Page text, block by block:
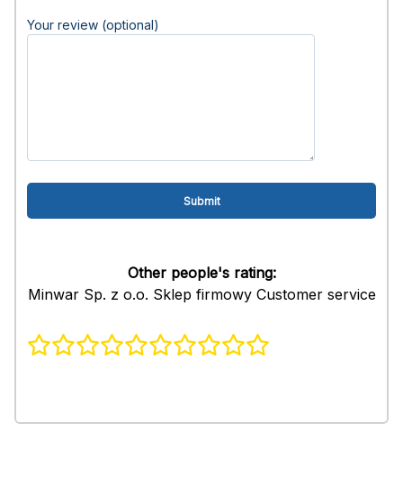
Your review (optional)
Other people's rating:
Minwar Sp. z o.o. Sklep firmowy Customer service